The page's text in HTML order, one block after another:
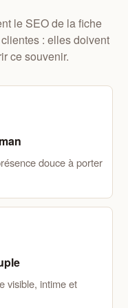
le SEO de la fiche
: elles doivent
ce souvenir.
douce à porter
visible, intime et